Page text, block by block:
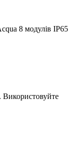
8 модулів IP65
Використовуйте